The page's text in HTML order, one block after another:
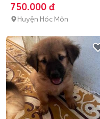
tháng tuổi)
750.000 đ
Huyện Hóc Môn